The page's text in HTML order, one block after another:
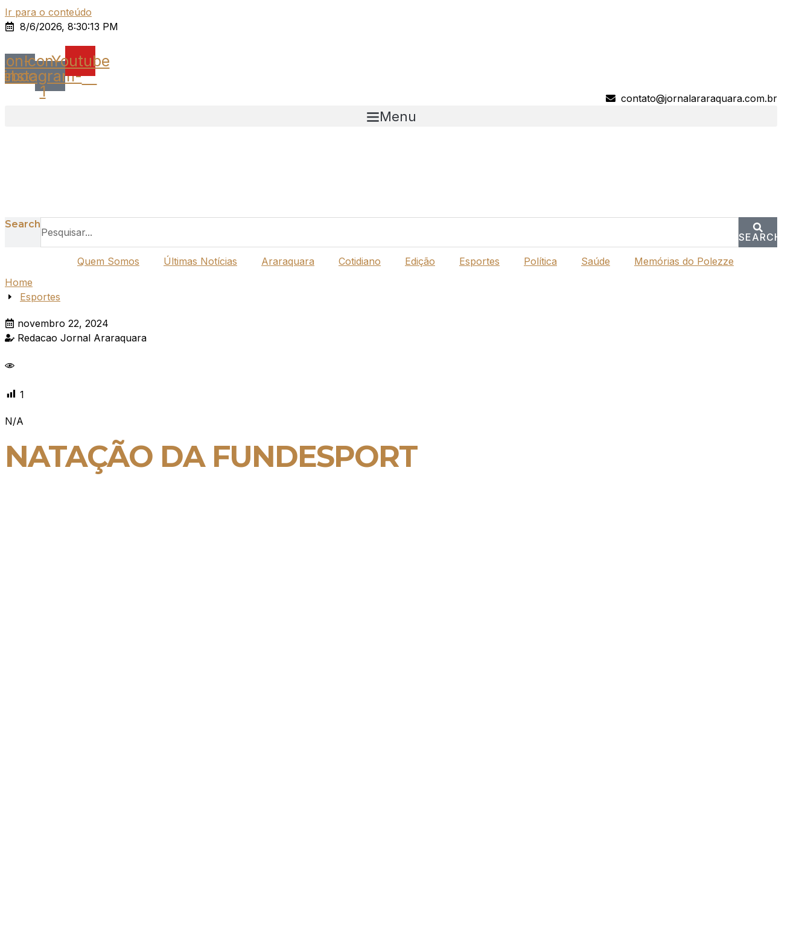
Ir para o conteúdo
8/6/2026, 8:30:13 PM
Icon-
instagram-
1
Youtube
contato@jornalararaquara.com.br
Menu
Search
SEARCH
Quem Somos
Últimas Notícias Araraquara Cotidiano Edição Esportes Política Saúde
Memórias do Polezze
Home
Esportes
novembro 22, 2024
Redacao Jornal Araraquara
1
N/A
NATAÇÃO DA FUNDESPORT